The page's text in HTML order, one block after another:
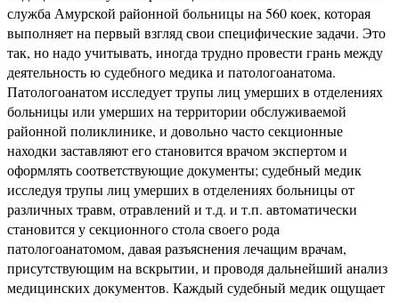
служба Амурской районной больницы на 560 коек, которая
выполняет на первый взгляд свои специфические задачи. Это
так, но надо учитывать, иногда трудно провести грань между
деятельность ю судебного медика и патологоанатома.
Патологоанатом исследует трупы лиц умерших в отделениях
больницы или умерших на территории обслуживаемой
районной поликлинике, и довольно часто секционные
находки заставляют его становится врачом экспертом и
оформлять соответствующие документы; судебный медик
исследуя трупы лиц умерших в отделениях больницы от
различных травм, отравлений и т.д. и т.п. автоматически
становится у секционного стола своего рода
патологоанатомом, давая разъяснения лечащим врачам,
присутствующим на вскрытии, и проводя дальнейший анализ
медицинских документов. Каждый судебный медик ощущает